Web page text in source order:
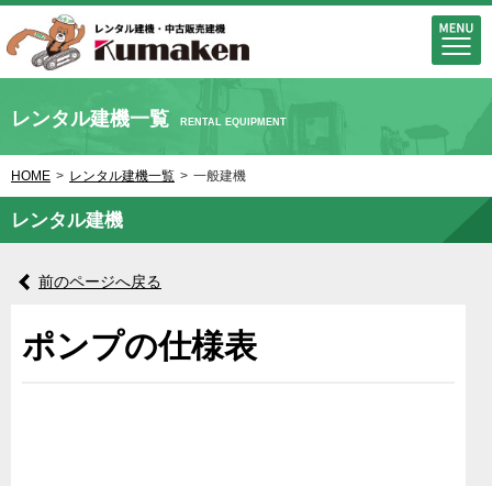
レンタル建機一覧 RENTAL EQUIPMENT
HOME > レンタル建機一覧 > 一般建機
レンタル建機
前のページへ戻る
ポンプの仕様表